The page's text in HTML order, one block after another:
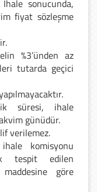
sonucunda,
fiyat sözleşme
%3’ünden az
tutarda geçici
süresi, ihale
günüdür.
verilemez.
komisyonu
tespit edilen
göre